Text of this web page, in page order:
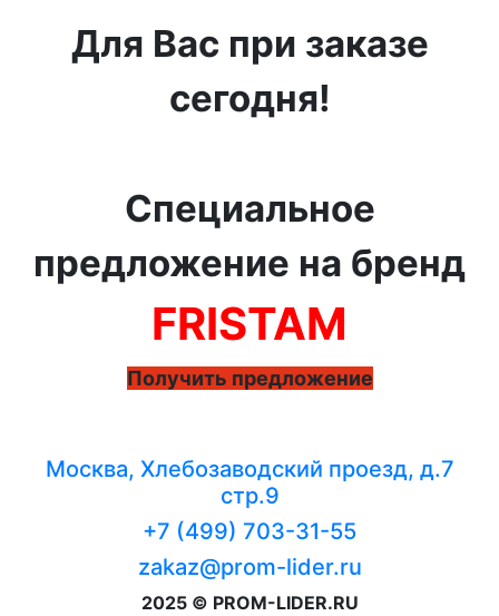
Для Вас при заказе
сегодня!
Специальное
предложение на бренд
FRISTAM
Получить предложение
Москва, Хлебозаводский проезд, д.7
стр.9
+7 (499) 703-31-55
zakaz@prom-lider.ru
2025 © PROM-LIDER.RU